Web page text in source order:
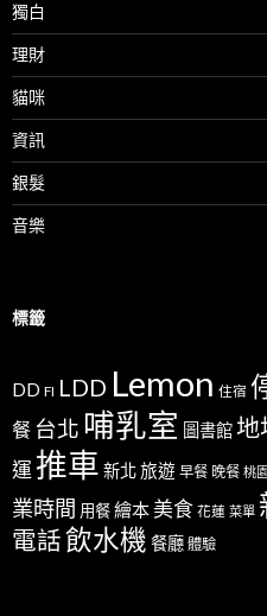
獨白
理財
貓咪
資訊
銀髮
音樂
標籤
DD FI LDD Lemon 住宿
餐 台北 哺乳室 圖書館地
運推車 新北旅遊 早餐 晚餐 桃園
業時間 用餐繪本 美食 花蓮 菜單
電話飲水機 餐廳 體驗